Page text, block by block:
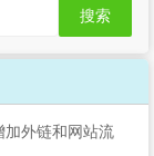
搜索
加外链和网站流